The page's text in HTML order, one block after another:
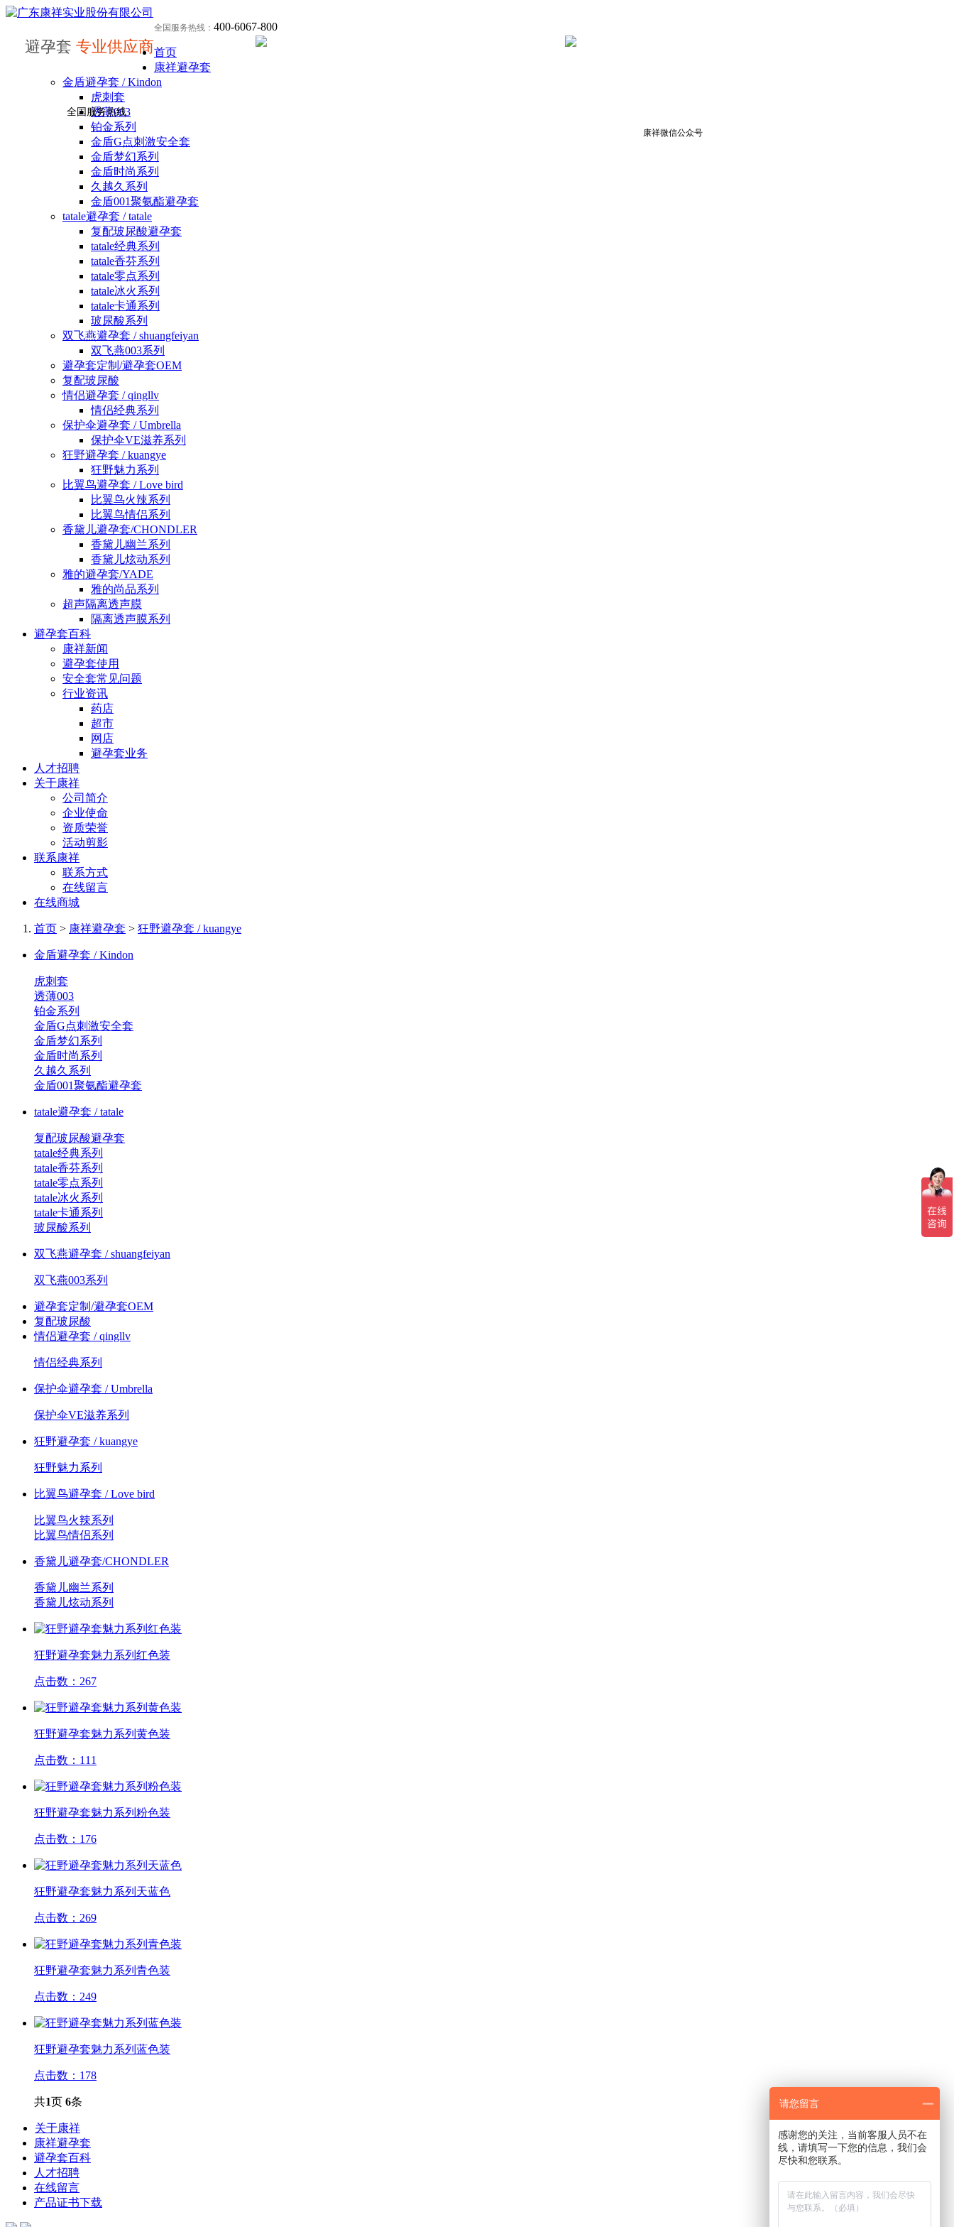
避孕套 专业供应商
全国服务热线： 400-6067-800
首页
康祥避孕套
金盾避孕套 / Kindon
虎刺套
透薄003
铂金系列
金盾G点刺激安全套
金盾梦幻系列
金盾时尚系列
久越久系列
金盾001聚氨酯避孕套
tatale避孕套 / tatale
复配玻尿酸避孕套
tatale经典系列
tatale香芬系列
tatale零点系列
tatale冰火系列
tatale卡通系列
玻尿酸系列
双飞燕避孕套 / shuangfeiyan
双飞燕003系列
避孕套定制/避孕套OEM
复配玻尿酸
情侣避孕套 / qingllv
情侣经典系列
保护伞避孕套 / Umbrella
保护伞VE滋养系列
狂野避孕套 / kuangye
狂野魅力系列
比翼鸟避孕套 / Love bird
比翼鸟火辣系列
比翼鸟情侣系列
香黛儿避孕套/CHONDLER
香黛儿幽兰系列
香黛儿炫动系列
雅的避孕套/YADE
雅的尚品系列
超声隔离透声膜
隔离透声膜系列
避孕套百科
康祥新闻
避孕套使用
安全套常见问题
行业资讯
药店
超市
网店
避孕套业务
人才招聘
关于康祥
公司简介
企业使命
资质荣誉
活动剪影
联系康祥
联系方式
在线留言
在线商城
首页 > 康祥避孕套 > 狂野避孕套 / kuangye
金盾避孕套 / Kindon
虎刺套
透薄003
铂金系列
金盾G点刺激安全套
金盾梦幻系列
金盾时尚系列
久越久系列
金盾001聚氨酯避孕套
tatale避孕套 / tatale
复配玻尿酸避孕套
tatale经典系列
tatale香芬系列
tatale零点系列
tatale冰火系列
tatale卡通系列
玻尿酸系列
双飞燕避孕套 / shuangfeiyan
双飞燕003系列
避孕套定制/避孕套OEM
复配玻尿酸
情侣避孕套 / qingllv
情侣经典系列
保护伞避孕套 / Umbrella
保护伞VE滋养系列
狂野避孕套 / kuangye
狂野魅力系列
比翼鸟避孕套 / Love bird
比翼鸟火辣系列
比翼鸟情侣系列
香黛儿避孕套/CHONDLER
香黛儿幽兰系列
香黛儿炫动系列
狂野避孕套魅力系列红色装
点击数：267
狂野避孕套魅力系列黄色装
点击数：111
狂野避孕套魅力系列粉色装
点击数：176
狂野避孕套魅力系列天蓝色
点击数：269
狂野避孕套魅力系列青色装
点击数：249
狂野避孕套魅力系列蓝色装
点击数：178
共1页 6条
关于康祥
康祥避孕套
避孕套百科
人才招聘
在线留言
产品证书下载
全国服务热线
康祥微信公众号
请您留言
感谢您的关注，当前客服人员不在
线，请填写一下您的信息，我们会
尽快和您联系。